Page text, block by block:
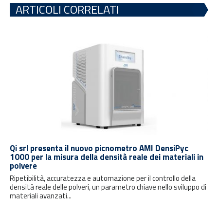
ARTICOLI CORRELATI
Qi srl presenta il nuovo picnometro AMI DensiPyc
1000 per la misura della densità reale dei materiali in
polvere
Ripetibilità, accuratezza e automazione per il controllo della
densità reale delle polveri, un parametro chiave nello sviluppo di
materiali avanzati...